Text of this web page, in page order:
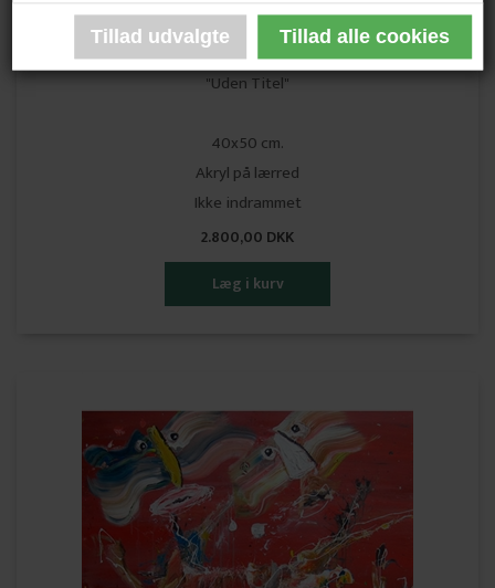
Rasmus Rokkedal
"Uden Titel"
40x50 cm.
Akryl på lærred
Ikke indrammet
2.800,00 DKK